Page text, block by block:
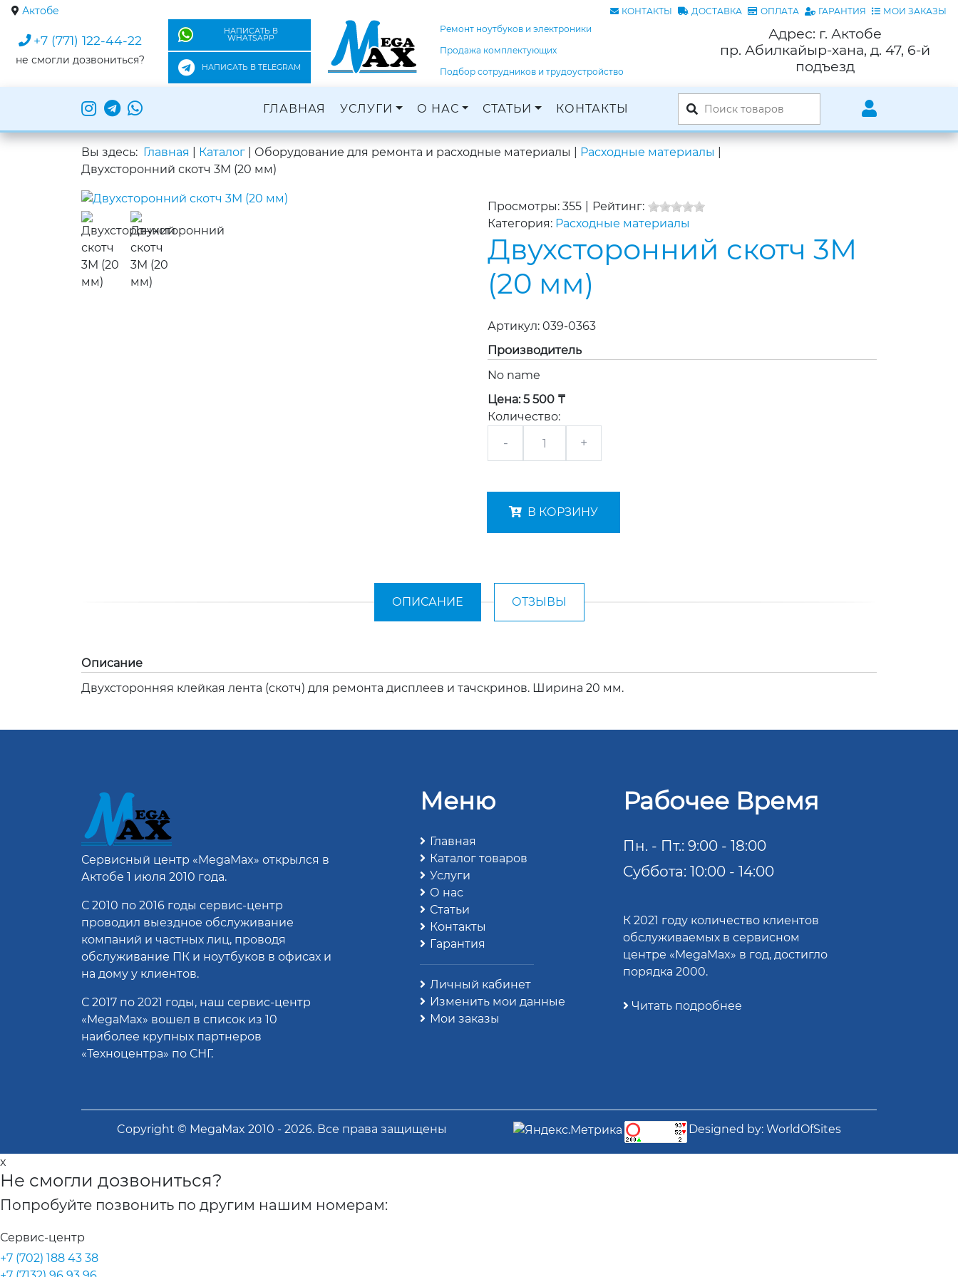
Актобе КОНТАКТЫ ДОСТАВКА ОПЛАТА ГАРАНТИЯ МОИ ЗАКАЗЫ
+7 (771) 122-44-22
не смогли дозвониться?
НАПИСАТЬ В
WHATSAPP
НАПИСАТЬ В TELEGRAM
Ремонт ноутбуков и электроники
Продажа комплектующих
Подбор сотрудников и трудоустройство
Адрес: г. Актобе
пр. Абилкайыр-хана, д. 47, 6-й
подъезд
ГЛАВНАЯ УСЛУГИ О НАС СТАТЬИ КОНТАКТЫ
Вы здесь: Главная Каталог Оборудование для ремонта и расходные материалы Расходные материалы
Двухсторонний скотч 3M (20 мм)
Просмотры: 355
Рейтинг:
Категория: Расходные материалы
Двухсторонний скотч 3M
(20 мм)
Артикул: 039-0363
Производитель
No name
Цена: 5 500 ₸
Количество:
- +
В КОРЗИНУ
ОПИСАНИЕ ОТЗЫВЫ
Описание
Двухсторонняя клейкая лента (скотч) для ремонта дисплеев и тачскринов. Ширина 20 мм.
Сервисный центр «MegaMax» открылся в
Актобе 1 июля 2010 года.
С 2010 по 2016 годы сервис-центр
проводил выездное обслуживание
компаний и частных лиц, проводя
обслуживание ПК и ноутбуков в офисах и
на дому у клиентов.
С 2017 по 2021 годы, наш сервис-центр
«MegaMax» вошел в список из 10
наиболее крупных партнеров
«Техноцентра» по СНГ.
Меню
Главная
Каталог товаров
Услуги
О нас
Статьи
Контакты
Гарантия
Личный кабинет
Изменить мои данные
Мои заказы
Рабочее Время
Пн. - Пт.: 9:00 - 18:00
Суббота: 10:00 - 14:00
К 2021 году количество клиентов
обслуживаемых в сервисном
центре «MegaMax» в год, достигло
порядка 2000.
Читать подробнее
Copyright © MegaMax 2010 - 2026. Все права защищены Designed by: WorldOfSites
x
Не смогли дозвониться?
Попробуйте позвонить по другим нашим номерам:
Сервис-центр
+7 (702) 188 43 38